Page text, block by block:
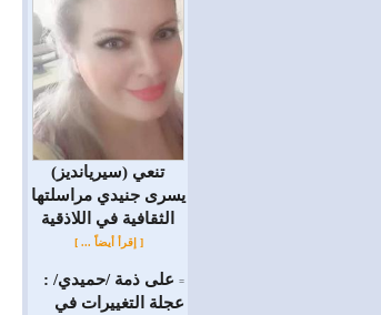
(سيريانديز) تنعي
يسرى جنيدي مراسلتها
الثقافية في اللاذقية
[ إقرأ أيضاً ... ]
= على ذمة /حميدي/ :
عجلة التغييرات في